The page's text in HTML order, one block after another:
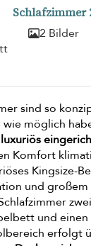
Schlafzimmer
2 Bilder
sind so
wie möglich
luxuriös
Komfort
Kingsize-
und
und einen
erfolgt